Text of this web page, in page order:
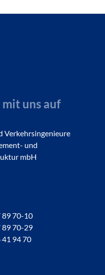
uns auf
Verkehrsingenieure
und
mbH
89 70-10
89 70-29
41 94 70